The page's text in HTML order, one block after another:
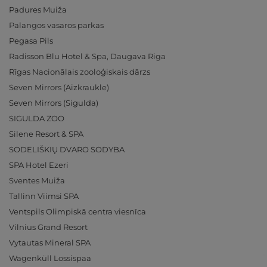
Padures Muiža
Palangos vasaros parkas
Pegasa Pils
Radisson Blu Hotel & Spa, Daugava Riga
Rīgas Nacionālais zooloģiskais dārzs
Seven Mirrors (Aizkraukle)
Seven Mirrors (Sigulda)
SIGULDA ZOO
Silene Resort & SPA
SODELIŠKIŲ DVARO SODYBA
SPA Hotel Ezeri
Sventes Muiža
Tallinn Viimsi SPA
Ventspils Olimpiskā centra viesnīca
Vilnius Grand Resort
Vytautas Mineral SPA
Wagenküll Lossispaa